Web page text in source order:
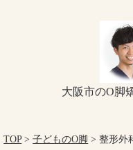
大阪市のO脚
TOP>子どものO脚 > 整形外